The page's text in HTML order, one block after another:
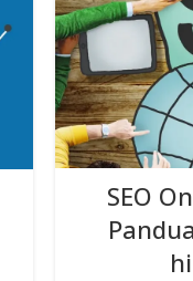
SEO